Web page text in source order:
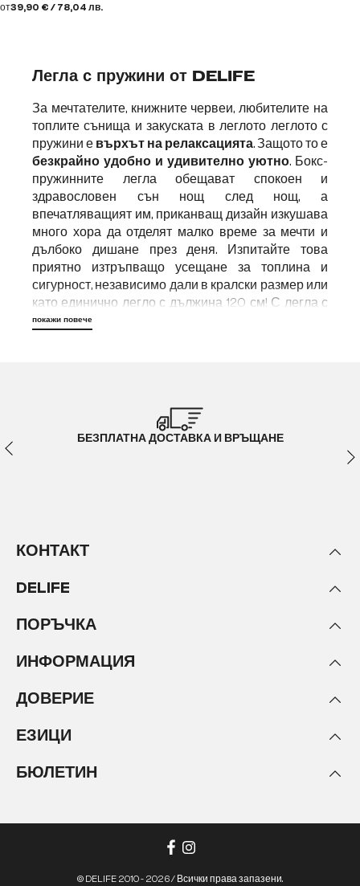
от39,90 € / 78,04 лв.
Легла с пружини от DELIFE
За мечтателите, книжните червеи, любителите на
топлите сънища и закуската в леглото леглото с
пружини е върхът на релаксацията. Защото то е
безкрайно удобно и удивително уютно. Бокс-
пружинните легла обещават спокоен и
здравословен сън нощ след нощ, а
впечатляващият им, приканващ дизайн изкушава
много хора да отделят малко време за мечти и
дълбоко дишане през деня. Изпитайте това
приятно изтръпващо усещане за топлина и
сигурност, независимо дали в кралски размер или
като единично легло с дължина 120 см! С легла с
пружини от DELIFE,
След напрегнат ден добрата почивка и
книга вечер или да се сгушите със семейството си
комфорт в съчетание с изключителен дизайн
новото си пружинно легло
комфортния сън, първоначално американското
в собствените им спални. Леглото бокс-принг
център на вашата спалня и се състои от
матрак, който при тези луксозни легла в САЩ
може да бъде висок до 30 см. Вариантът на
Германия, е значително по-нисък, но новото ви
покажи повече
БЕЗПЛАТНА ДОСТАВКА И ВРЪЩАНЕ
КОНТАКТ
DELIFE
ПОРЪЧКА
ИНФОРМАЦИЯ
ДОВЕРИЕ
ЕЗИЦИ
БЮЛЕТИН
© DELIFE 2010 - 2026 / Всички права запазени.